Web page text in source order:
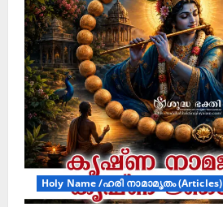
Holy Name /ഹരി നാമാമൃതം (Articles)